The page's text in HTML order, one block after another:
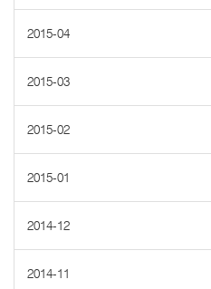
2015-04
2015-03
2015-02
2015-01
2014-12
2014-11